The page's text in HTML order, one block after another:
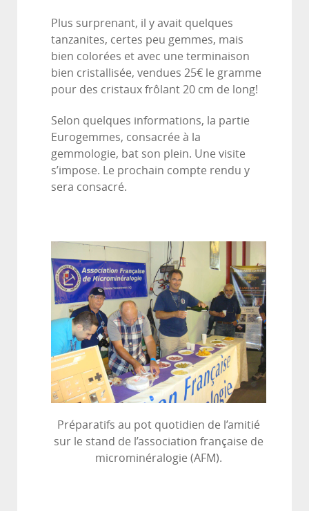
Plus surprenant, il y avait quelques
tanzanites, certes peu gemmes, mais
bien colorées et avec une terminaison
bien cristallisée, vendues 25€ le gramme
pour des cristaux frôlant 20 cm de long!
Selon quelques informations, la partie
Eurogemmes, consacrée à la
gemmologie, bat son plein. Une visite
s’impose. Le prochain compte rendu y
sera consacré.
Préparatifs au pot quotidien de l’amitié
sur le stand de l’association française de
microminéralogie (AFM).